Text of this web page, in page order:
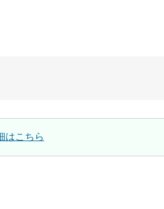
はこちら